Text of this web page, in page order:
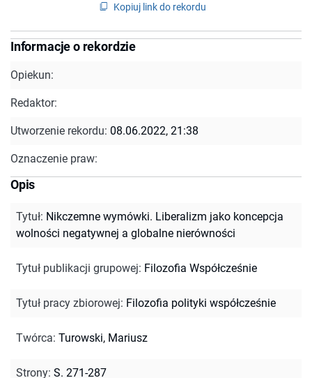
Kopiuj link do rekordu
Informacje o rekordzie
Opiekun:
Redaktor:
Utworzenie rekordu: 08.06.2022, 21:38
Oznaczenie praw:
Opis
Tytuł: Nikczemne wymówki. Liberalizm jako koncepcja
wolności negatywnej a globalne nierówności
Tytuł publikacji grupowej: Filozofia Współcześnie
Tytuł pracy zbiorowej: Filozofia polityki współcześnie
Twórca: Turowski, Mariusz
Strony: S. 271-287